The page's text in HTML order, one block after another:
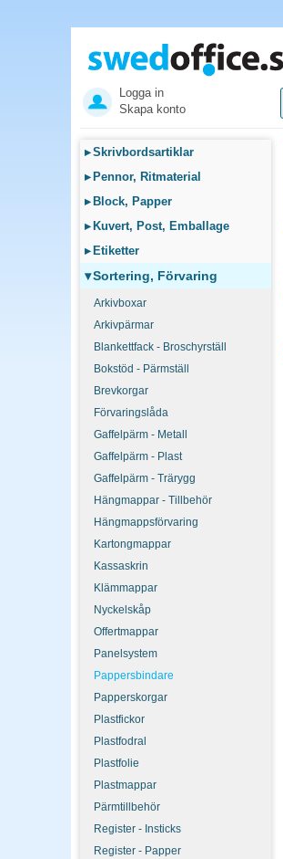
Logga in
Skapa konto
▸Skrivbordsartiklar
▸ Pennor, Ritmaterial
▸ Block, Papper
▸ Kuvert, Post, Emballage
▸ Etiketter
▾Sortering, Förvaring
Arkivboxar
Arkivpärmar
Blankettfack - Broschyrställ
Bokstöd - Pärmställ
Brevkorgar
Förvaringslåda
Gaffelpärm - Metall
Gaffelpärm - Plast
Gaffelpärm - Trärygg
Hängmappar - Tillbehör
Hängmappsförvaring
Kartongmappar
Kassaskrin
Klämmappar
Nyckelskåp
Offertmappar
Panelsystem
Pappersbindare
Papperskorgar
Plastfickor
Plastfodral
Plastfolie
Plastmappar
Pärmtillbehör
Register - Insticks
Register - Papper